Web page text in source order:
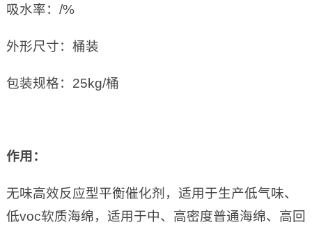
吸水率：/%
外形尺寸：桶装
包装规格：25kg/桶
作用：
无味高效反应型平衡催化剂，适用于生产低气味、
低voc软质海绵，适用于中、高密度普通海绵、高回